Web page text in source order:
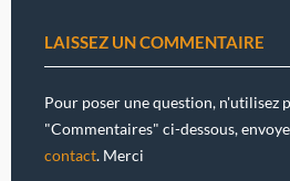
LAISSEZ UN COMMENTAIRE
Pour poser une question, n'utilisez
"Commentaires" ci-dessous,
contact. Merci